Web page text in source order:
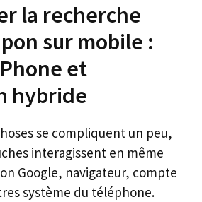
la recherche
sur mobile :
et
hybride
se compliquent un peu,
interagissent en même
Google, navigateur, compte
système du téléphone.